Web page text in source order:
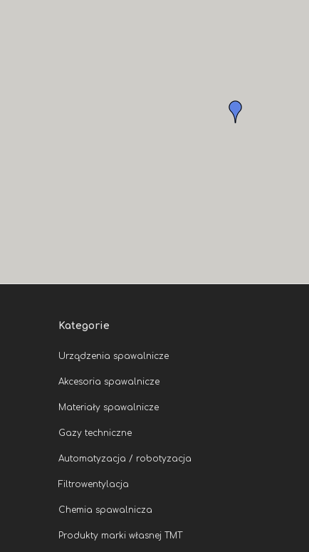
Kategorie
Urządzenia spawalnicze
Akcesoria spawalnicze
Materiały spawalnicze
Gazy techniczne
Automatyzacja / robotyzacja
Filtrowentylacja
Chemia spawalnicza
Produkty marki własnej TMT